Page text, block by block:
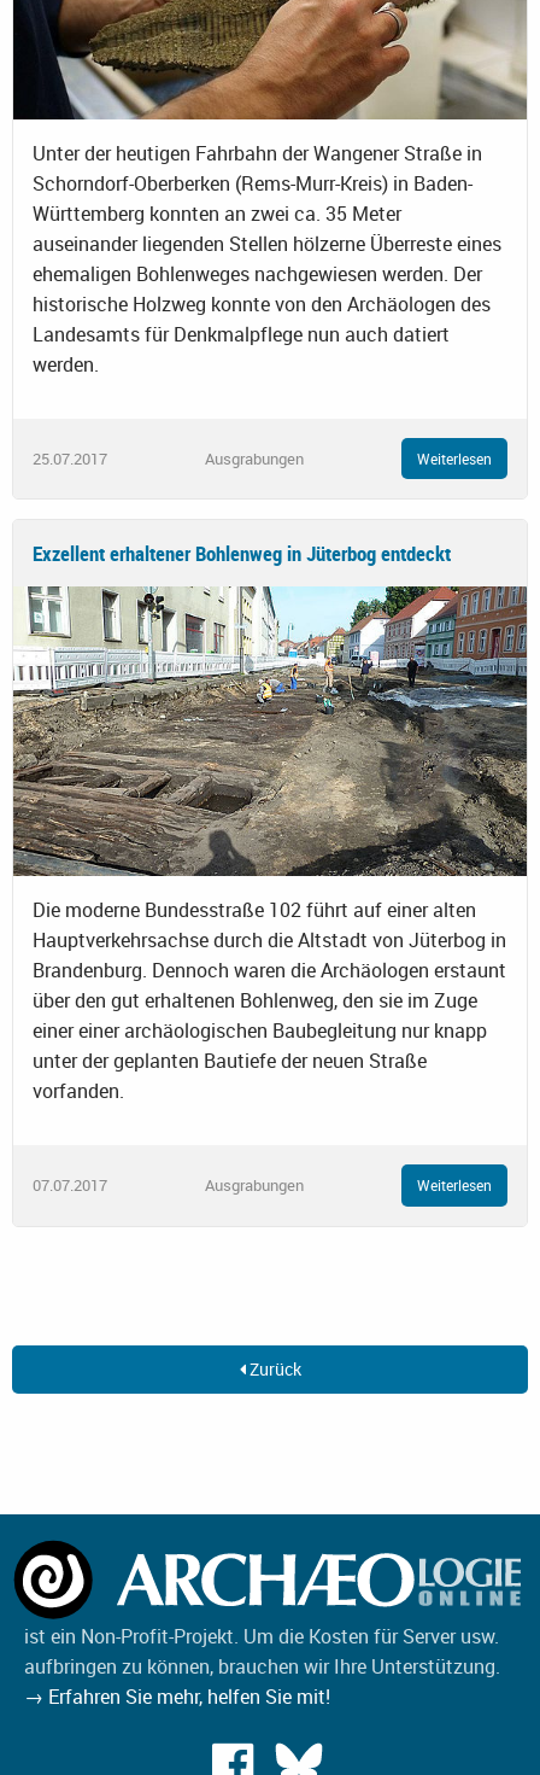
Unter der heutigen Fahrbahn der Wangener Straße in
Schorndorf-Oberberken (Rems-Murr-Kreis) in Baden-
Württemberg konnten an zwei ca. 35 Meter
auseinander liegenden Stellen hölzerne Überreste eines
ehemaligen Bohlenweges nachgewiesen werden. Der
historische Holzweg konnte von den Archäologen des
Landesamts für Denkmalpflege nun auch datiert
werden.
25.07.2017 Ausgrabungen Weiterlesen
Exzellent erhaltener Bohlenweg in Jüterbog entdeckt
Die moderne Bundesstraße 102 führt auf einer alten
Hauptverkehrsachse durch die Altstadt von Jüterbog in
Brandenburg. Dennoch waren die Archäologen erstaunt
über den gut erhaltenen Bohlenweg, den sie im Zuge
einer einer archäologischen Baubegleitung nur knapp
unter der geplanten Bautiefe der neuen Straße
vorfanden.
07.07.2017 Ausgrabungen Weiterlesen
Zurück
ist ein Non-Profit-Projekt. Um die Kosten für Server usw.
aufbringen zu können, brauchen wir Ihre Unterstützung.
→ Erfahren Sie mehr, helfen Sie mit!